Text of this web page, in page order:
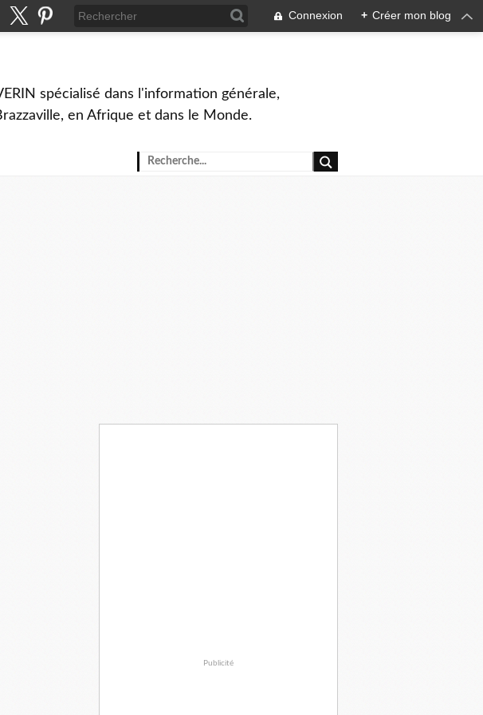
Connexion + Créer mon blog
spécialisé dans l'information générale,
en Afrique et dans le Monde.
Publicité